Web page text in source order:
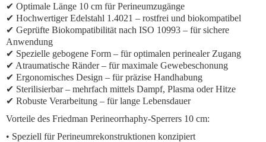
✔ Optimale Länge 10 cm für Perineumzugänge
✔ Hochwertiger Edelstahl 1.4021 – rostfrei und biokompatibel
✔ Geprüfte Biokompatibilität nach ISO 10993 – für sichere
Anwendung
✔ Spezielle gebogene Form – für optimalen perinealer Zugang
✔ Atraumatische Ränder – für maximale Gewebeschonung
✔ Ergonomisches Design – für präzise Handhabung
✔ Sterilisierbar – mehrfach mittels Dampf, Plasma oder Hitze
✔ Robuste Verarbeitung – für lange Lebensdauer
Vorteile des Friedman Perineorrhaphy-Sperrers 10 cm:
• Speziell für Perineumrekonstruktionen konzipiert